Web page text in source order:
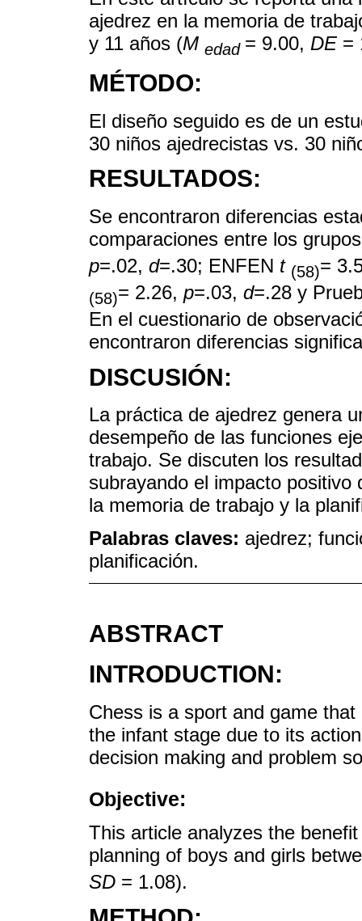
ajedrez en la memoria de
y 11 años (M edad = 9.00, DE=
MÉTODO:
El diseño seguido es de un
30 niños ajedrecistas vs. 30
RESULTADOS:
Se encontraron diferencias
comparaciones entre los
p=.02, d=.30; ENFEN t (58)=
(58)= 2.26, p=.03, d=.28 y
En el cuestionario de
encontraron diferencias
DISCUSIÓN:
La práctica de ajedrez genera
desempeño de las funciones
trabajo. Se discuten los
subrayando el impacto positivo
la memoria de trabajo y la
Palabras claves: ajedrez;
planificación.
ABSTRACT
INTRODUCTION:
Chess is a sport and game
the infant stage due to its
decision making and problem
Objective:
This article analyzes the
planning of boys and girls
SD = 1.08).